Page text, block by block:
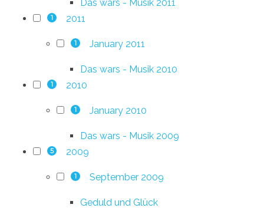
Das wars - Musik 2011
1 2011
1 January 2011
Das wars - Musik 2010
1 2010
1 January 2010
Das wars - Musik 2009
5 2009
1 September 2009
Geduld und Glück